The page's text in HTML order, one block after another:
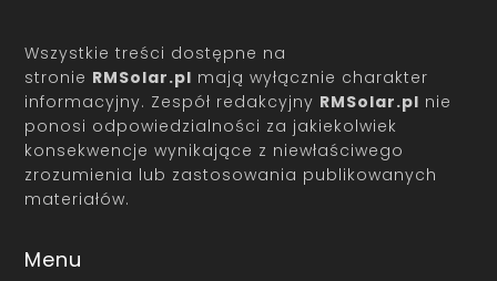
Wszystkie treści dostępne na
stronie RMSolar.pl mają wyłącznie charakter
informacyjny. Zespół redakcyjny RMSolar.pl nie
ponosi odpowiedzialności za jakiekolwiek
konsekwencje wynikające z niewłaściwego
zrozumienia lub zastosowania publikowanych
materiałów.
Menu